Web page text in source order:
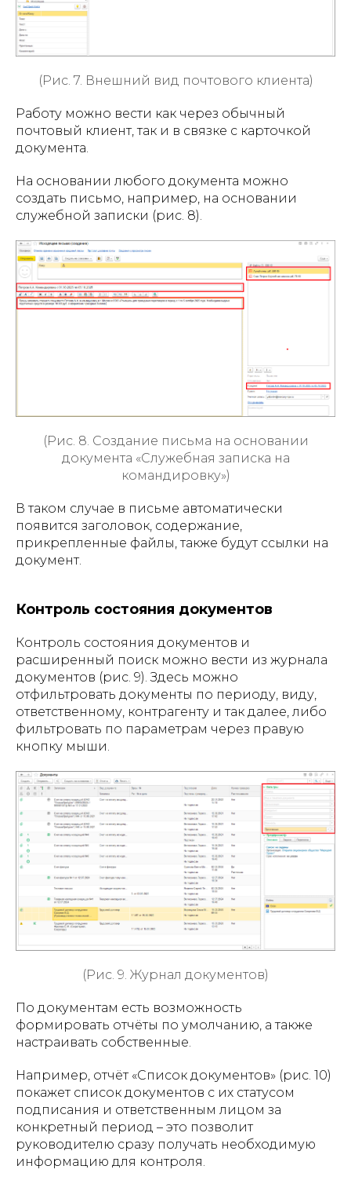
(Рис. 7. Внешний вид почтового клиента)
Работу можно вести как через обычный
почтовый клиент, так и в связке с карточкой
документа.
На основании любого документа можно
создать письмо, например, на основании
служебной записки (рис. 8).
(Рис. 8. Создание письма на основании
документа «Служебная записка на
командировку»)
В таком случае в письме автоматически
появится заголовок, содержание,
прикрепленные файлы, также будут ссылки на
документ.
Контроль состояния документов
Контроль состояния документов и
расширенный поиск можно вести из журнала
документов (рис. 9). Здесь можно
отфильтровать документы по периоду, виду,
ответственному, контрагенту и так далее, либо
фильтровать по параметрам через правую
кнопку мыши.
(Рис. 9. Журнал документов)
По документам есть возможность
формировать отчёты по умолчанию, а также
настраивать собственные.
Например, отчёт «Список документов» (рис. 10)
покажет список документов с их статусом
подписания и ответственным лицом за
конкретный период – это позволит
руководителю сразу получать необходимую
информацию для контроля.